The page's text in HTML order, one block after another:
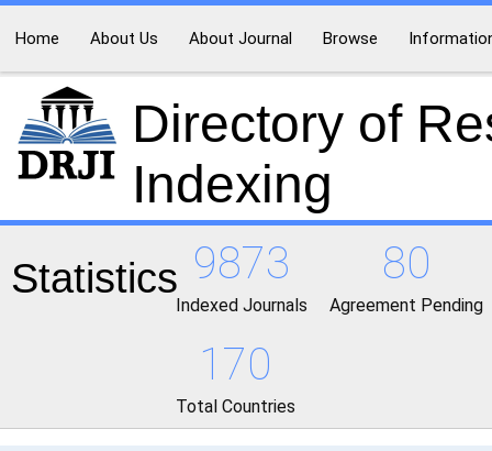
Home About Us About Journal Browse
Directory of
Indexing
Statistics 9873
Indexed Journals
80
Agreement Pending
170
Total Countries